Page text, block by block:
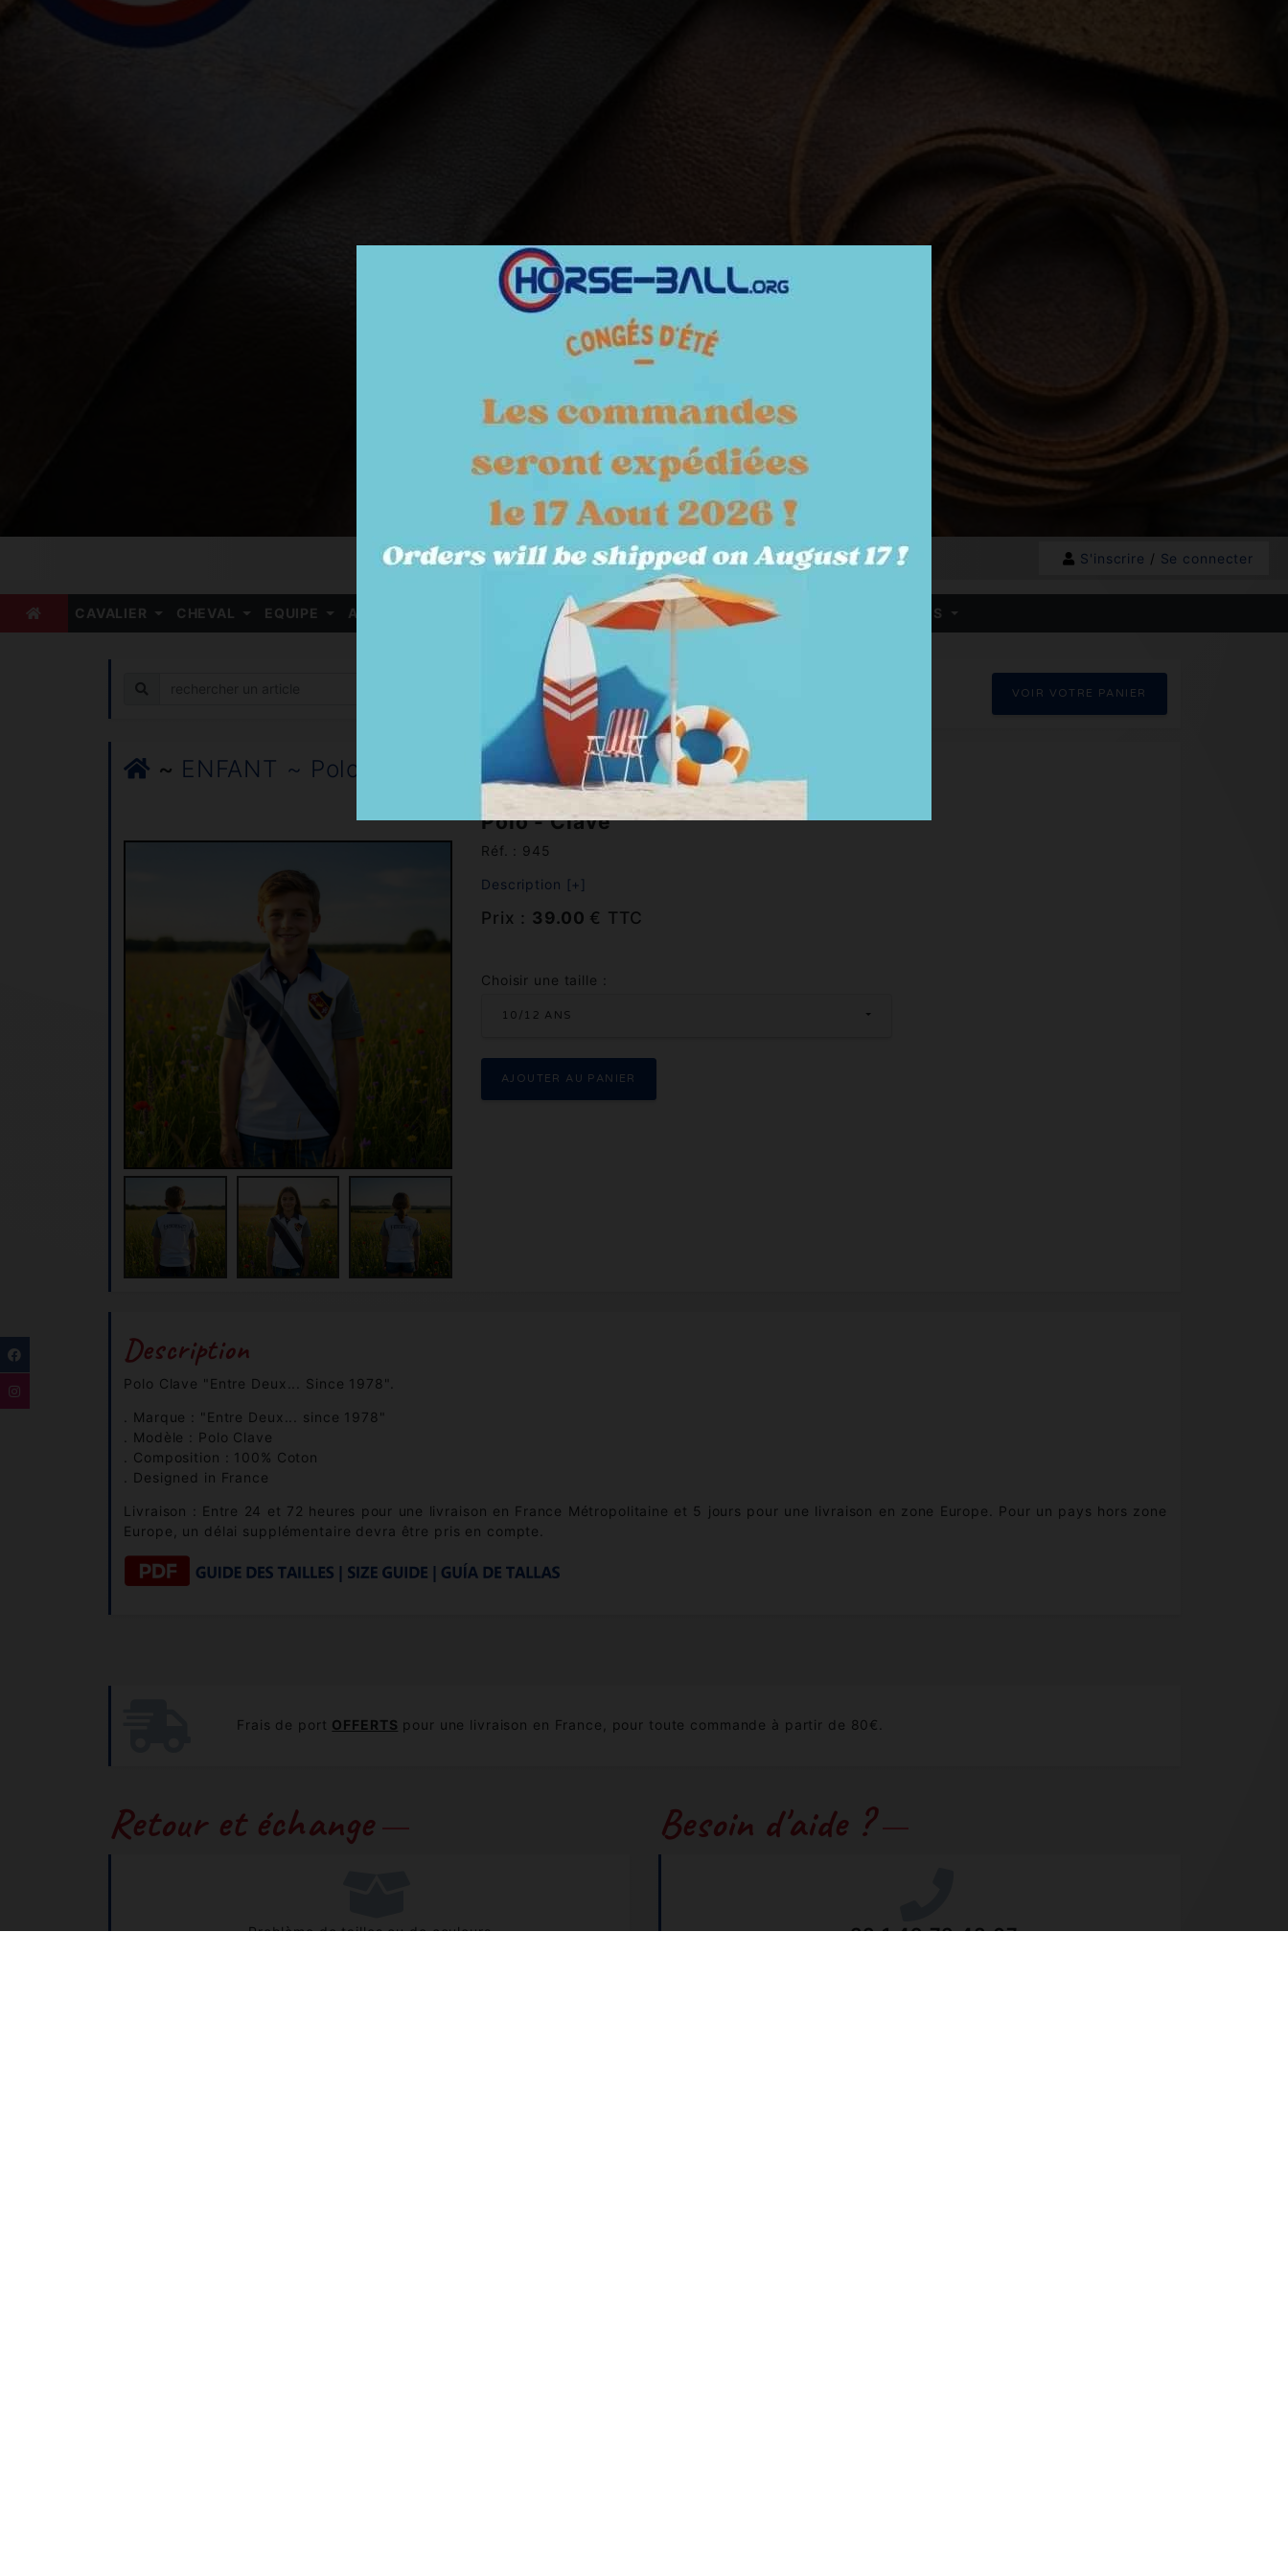
S'inscrire / Se connecter
CAVALIER CHEVAL EQUIPE ARBITRE SOINS & ECURIE TERRAIN KITS & PACKS JARDY HB - BOXES
Recherche
VOIR VOTRE PANIER
~ ENFANT ~ Polos
Polo - Clave
Réf. : 945
Description [+]
Prix : 39.00 € TTC
Choisir une taille :
10/12 ANS
Description
Polo Clave "Entre Deux... Since 1978".
. Marque : "Entre Deux... since 1978"
. Modèle : Polo Clave
. Composition : 100% Coton
. Designed in France
Livraison : Entre 24 et 72 heures pour une livraison en France Métropolitaine et 5 jours pour une livraison en zone Europe. Pour un pays hors zone
Europe, un délai supplémentaire devra être pris en compte.
Frais de port OFFERTS pour une livraison en France, pour toute commande à partir de 80€.
Retour et échange
Problème de tailles ou de couleurs...
Besoin d'aide ?
+33 1 49 73 48 07